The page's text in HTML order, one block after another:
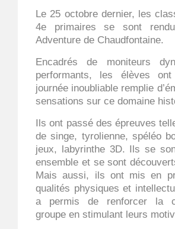
Le 25 octobre dernier, les
4e primaires se sont
Adventure de Chaudfontaine.
Encadrés de moniteurs
performants, les élèves
journée inoubliable remplie
sensations sur ce domaine
Ils ont passé des épreuves
de singe, tyrolienne, spéléo
jeux, labyrinthe 3D. Ils se
ensemble et se sont
Mais aussi, ils ont mis en
qualités physiques et
a permis de renforcer la
groupe en stimulant leurs